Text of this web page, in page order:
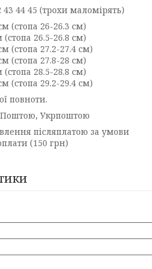
43 44 45 (трохи маломірять)
(стопа 26-26.3 см)
(стопа 26.5-26.8 см)
(стопа 27.2-27.4 см)
(стопа 27.8-28 см)
(стопа 28.5-28.8 см)
(стопа 29.2-29.4 см)
повноти.
Укрпоштою
післяплатою за умови
(150 грн)